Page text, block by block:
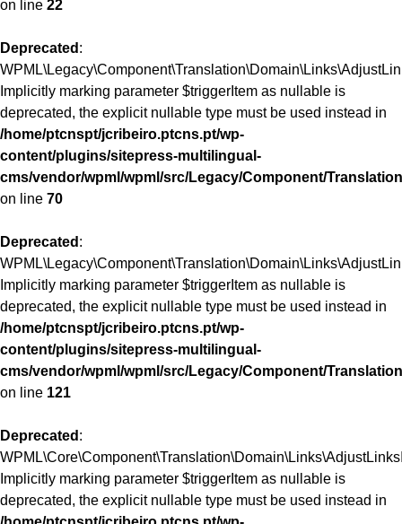
on line 22
Deprecated :
Implicitly marking parameter $triggerItem as nullable is
deprecated, the explicit nullable type must be used instead in
/home/ptcnspt/jcribeiro.ptcns.pt/wp-
content/plugins/sitepress-multilingual-
cms/vendor/wpml/wpml/src/Legacy/Component/
on line 70
Deprecated :
Implicitly marking parameter $triggerItem as nullable is
deprecated, the explicit nullable type must be used instead in
/home/ptcnspt/jcribeiro.ptcns.pt/wp-
content/plugins/sitepress-multilingual-
cms/vendor/wpml/wpml/src/Legacy/Component/
on line 121
Deprecated :
Implicitly marking parameter $triggerItem as nullable is
deprecated, the explicit nullable type must be used instead in